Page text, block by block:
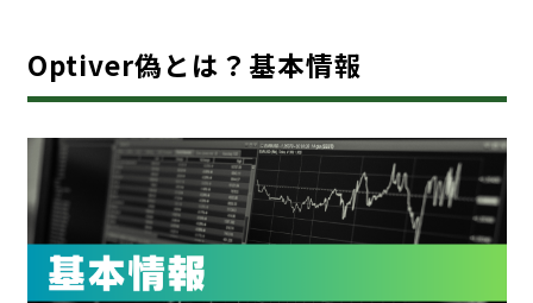
Optiver偽とは？基本情報